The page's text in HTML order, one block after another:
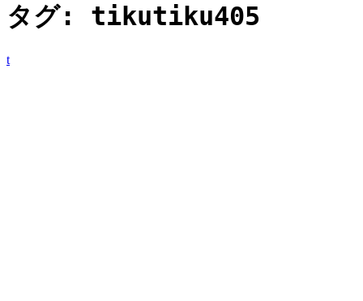
タグ: tikutiku405
t